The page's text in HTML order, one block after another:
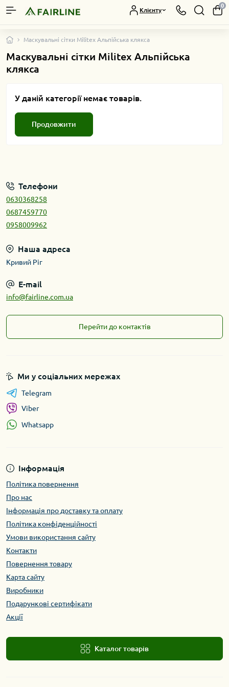
Клієнту
0
Маскувальні сітки Militex Альпійська клякса
Маскувальні сітки Militex Альпійська
клякса
У даній категорії немає товарів.
Продовжити
Телефони
0630368258
0687459770
0958009962
Наша адреса
Кривий Ріг
E-mail
info@fairline.com.ua
Перейти до контактів
Інформація
Політика повернення
Про нас
Інформація про доставку та оплату
Політика конфіденційності
Умови використання сайту
Контакти
Повернення товару
Карта сайту
Виробники
Подарункові сертифікати
Акції
Каталог товарів
Ми у соціальних мережах
Telegram
Viber
Whatsapp